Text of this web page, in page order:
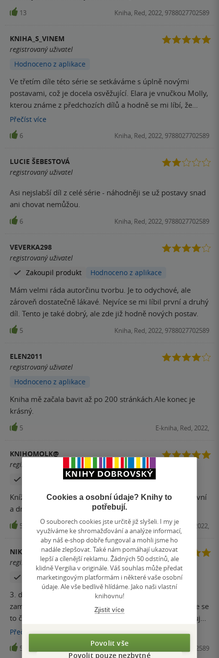
večeři. Bude vám to chutnat.
13 Kniha, Red, 2022, 9788027702589
KNIHA_S_VINEM
registrovaný uživatel
Hodnoceno z aplikace
Ve třetím díle této série se setkáváme s úplně novými
postavami, což je docela osvěžující. Elara je vnučkou Molly,
kterou známe z předchozích dílů a hodně se mi líbí, že
autorka tuto postavu zmiňuje jen jednou za celé dvě
knížky, ale nakonec je to jedna z hlavních postav v sérii. S
Noahem a jeho rodinou se setkáváme prvně, ale věřím že
neoblíbit. Elara i Noah řeší své vlastní problémy a i když se
Noah pokouší držet si odstup, neustále je to k sobě táhne.
Myslím, že jsem si tento pár oblíbila asi nejvíc, protože
překonali několik překážek a měli to prozatím nejsložitější,
prostě kouzelný a nezapomenutelný. Určitě se těším na
zvědavá na další vývoj Annie, se kterou se tady poprvé
setkáváme a já musím přiznat, že je to poprvé, co mi v této
sérii někdo nesednul.
Přečíst více
6 Kniha, Red, 2022, 9788027702589
LUCIE ŠEBESTOVÁ
registrovaný uživatel
Asi nejslabší díl z celé série - náhodněji se už postavy snad
ani chovat nemůžou.
6 Kniha, Red, 2022, 9788027702589
VEVERKA298
registrovaný uživatel
Zakoupil produkt
Hodnoceno z aplikace
Mám velmi ráda autorčinu tvorbu. Je to odychové, ale
zároveň dostatečně lákavé. Nejvíce se mi líbil první a druhý
díl. Tento je také dobrý, ale zde již hodně nových postav.
5 Kniha, Red, 2022, 9788027702589
ELEN2011
registrovaný uživatel
Hodnoceno z aplikace
Kniha mě začala bavit až po 200 stránkách.Ale konec je
krásný.
5 E-kniha, Red, 2022,
KNIHOMOLK@
registrovaný uživatel
Zakoupil produkt
Hodnoceno z aplikace
Knížka byla pěkná, ale za mě je třetí díl slabší než ten první
a druhý díl.
5 E-kniha, Red, 2022,
NIKOLA BLAŽKOVÁ
registrovaný uživatel
Zakoupil produkt
3. díl série Láska z Green Valley.Asi jsem se
zamilovala.Nejlepší díl Na téhle sérii mi vadí jenom to,že se
to čte neuvěřitelně samo a za pár hodin je po všem Miluju
to prostředí a přátelskou atmosféru malého městečka.Tam
si snad ani nejde neoblíbit všechny postavy.Jak hlavní, tak
vedlejší.Chvilku jsem se lekla,že mi postavy nesednou,ale
Přečístvíce
5 Kniha, Red, 2022, 9788027702589
Cookies a osobní údaje? Knihy to
potřebují.
O souborech cookies jste určitě již slyšeli. I my je
využíváme ke shromažďování a analýze informací,
aby náš e-shop dobře fungoval a mohli jsme ho
nadále zlepšovat. Také nám pomáhají ukazovat
lepší a cílenější reklamu. Žádných 50 odstínů, ale
klidně Vergilia v originále. Váš souhlas může předat
marketingovým platformám i některé vaše osobní
údaje. Ale vše bedlivě hlídáme. Jako naši vlastní
knihovnu!
Zjistit více
Povolit vše
Povolit pouze nezbytné